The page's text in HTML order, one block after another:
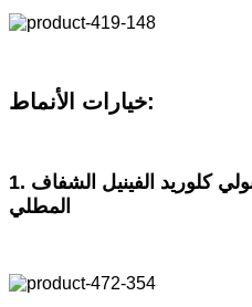
خيارات الأنماط:
1. شريط قماش مصبوغ + بولي كلوريد الفينيل الشفاف
المطلي